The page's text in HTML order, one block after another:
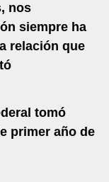
nos
siempre ha
relación que
tomó
primer año de